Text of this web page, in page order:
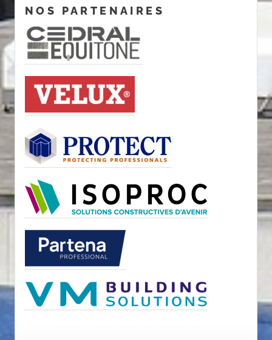
NOS PARTENAIRES